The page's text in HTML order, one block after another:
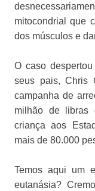
mitocondrial que
dos músculos e
O caso
seus pais, Chris
campanha de
milhão de libras
criança aos
mais de 80.000
Temos aqui um
eutanásia?